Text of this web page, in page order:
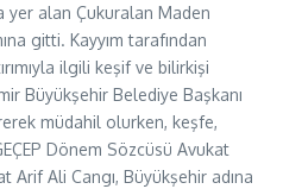
yer alan Çukuralan Maden
gitti. Kayyım tarafından
ilgili keşif ve bilirkişi
Büyükşehir Belediye Başkanı
müdahil olurken, keşfe,
Dönem Sözcüsü Avukat
Arif Ali Cangı, Büyükşehir adına